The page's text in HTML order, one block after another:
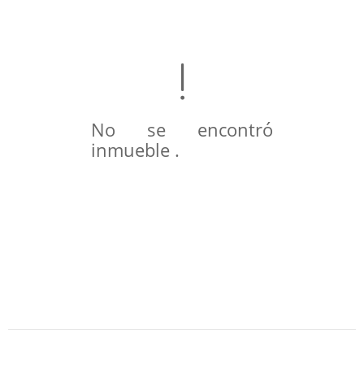
No se encontró
inmueble .